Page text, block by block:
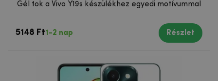
Gél tok a Vivo Y19s készülékhez egyedi motívummal
5148 Ft1-2 nap Részlet